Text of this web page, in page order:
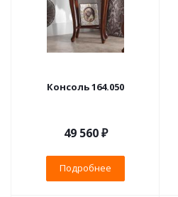
Консоль 164.050
49 560 ₽
Подробнее